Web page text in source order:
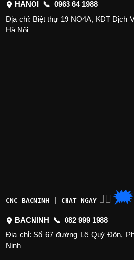
HANOI 📞 0963 64 1988
Địa chỉ: Biệt thự 19 NO4A, KĐT Dịch
Hà Nội
CNC BACNINH | CHAT NGAY 👉🏽 🗯
BACNINH 📞 082 999 1988
Địa chỉ: Số 67 đường Lê Quý Đôn,
Ninh